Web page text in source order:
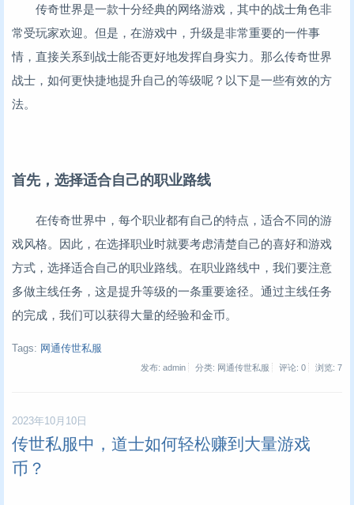
传奇世界是一款十分经典的网络游戏，其中的战士角色非
常受玩家欢迎。但是，在游戏中，升级是非常重要的一件事
情，直接关系到战士能否更好地发挥自身实力。那么传奇世界
战士，如何更快捷地提升自己的等级呢？以下是一些有效的方
法。
首先，选择适合自己的职业路线
在传奇世界中，每个职业都有自己的特点，适合不同的游
戏风格。因此，在选择职业时就要考虑清楚自己的喜好和游戏
方式，选择适合自己的职业路线。在职业路线中，我们要注意
多做主线任务，这是提升等级的一条重要途径。通过主线任务
的完成，我们可以获得大量的经验和金币。
Tags: 网通传世私服
发布: admin 分类: 网通传世私服 评论: 0 浏览: 7
2023年10月10日
传世私服中，道士如何轻松赚到大量游戏
币？